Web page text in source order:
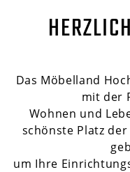
Das Möbelland
mit der
Wohnen und
schönste Platz
um Ihre